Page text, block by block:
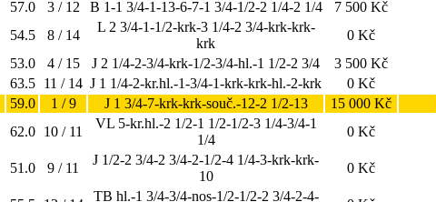
57.0 3 / 12 B 1-1 3/4-1-13-6-7-1 3/4-1/2-2 1/4-2 1/4
7 500 Kč
54.5 8 / 14
L 2 3/4-1-1/2-krk-3 1/4-2 3/4-krk-krk-
krk
0 Kč
53.0 4 / 15 J 2 1/4-2-3/4-krk-1/2-3/4-hl.-1 1/2-2 3/4
3 500 Kč
63.5 11 / 14 J 1 1/4-2-kr.hl.-1-3/4-1-krk-krk-hl.-2-krk
0 Kč
59.0 1 / 9 J 1 3/4-7-krk-krk-souč.-12-2 1/2-13
15 000 Kč
62.0 10 / 11
VL 5-kr.hl.-2 1/2-1 1/2-1/2-3 1/4-3/4-1
1/4
0 Kč
51.0 9 / 11
J 1/2-2 3/4-2 3/4-2-1/2-4 1/4-3-krk-krk-
10
0 Kč
TB hl.-1 3/4-3/4-nos-1/2-1/2-2 3/4-2-4-